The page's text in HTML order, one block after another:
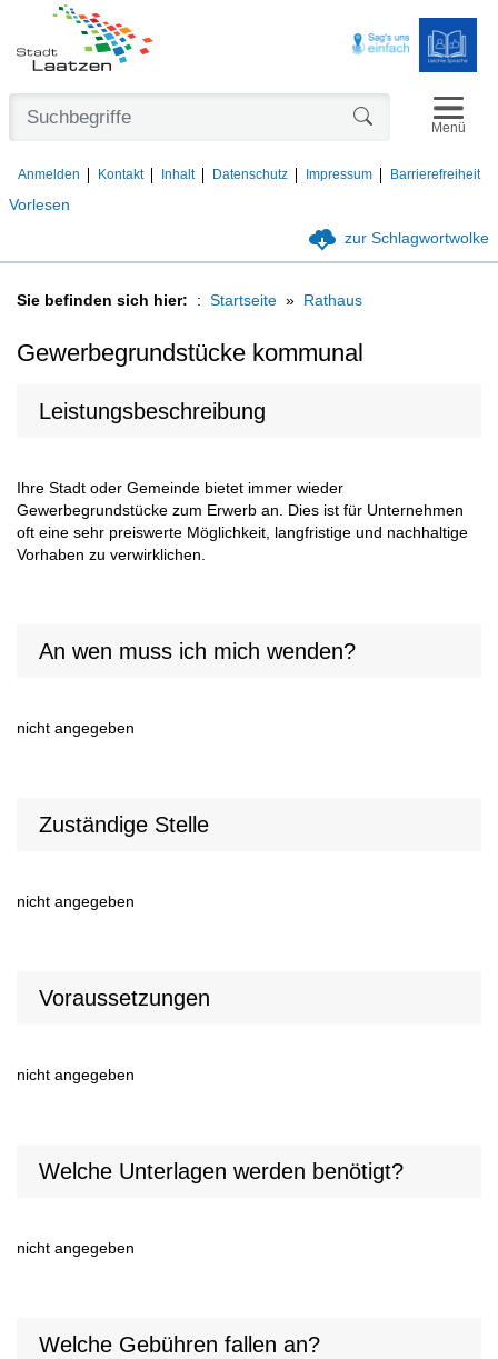
Vorlesen
Anmelden Kontakt Inhalt Datenschutz Impressum Barrierefreiheit
Menü
zur Schlagwortwolke
Sie befinden sich hier: Startseite Rathaus
Gewerbegrundstücke kommunal
Leistungsbeschreibung
Ihre Stadt oder Gemeinde bietet immer wieder
Gewerbegrundstücke zum Erwerb an. Dies ist für Unternehmen
oft eine sehr preiswerte Möglichkeit, langfristige und nachhaltige
Vorhaben zu verwirklichen.
An wen muss ich mich wenden?
nicht angegeben
Zuständige Stelle
nicht angegeben
Voraussetzungen
nicht angegeben
Welche Unterlagen werden benötigt?
nicht angegeben
Welche Gebühren fallen an?